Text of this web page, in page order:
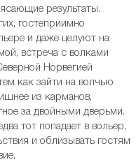
результаты.
гостеприимно
и даже целуют на
встреча с волками
Норвегией
как зайти на волчью
из карманов,
за двойными дверьми.
тот попадает в вольер,
и облизывать гостям